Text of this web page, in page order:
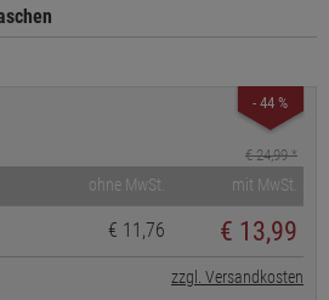
- 44 %
€ 24,99*
ohne MwSt. mit MwSt.
€ 11,76 € 13,99
zzgl. Versandkosten